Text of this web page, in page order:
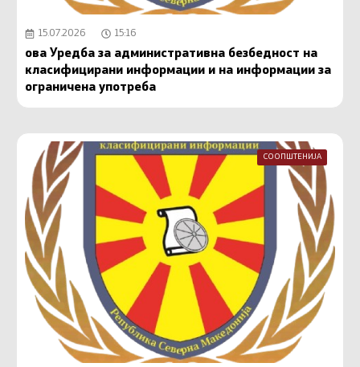
15.07.2026 15:16
ова Уредба за административна безбедност на
класифицирани информации и на информации за
ограничена употреба
СООПШТЕНИЈА